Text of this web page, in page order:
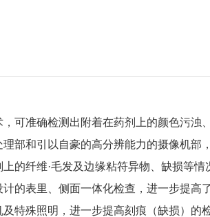
可准确检测出附着在药剂上的颜色污浊
部和引以自豪的高分辨能力的摄像机部
的纤维·毛发及边缘粘符异物、缺损等情
的表里、侧面一体化检查，进一步提高
特殊照明，进一步提高刻痕（缺损）的